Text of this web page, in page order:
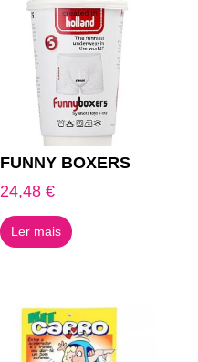
FUNNY BOXERS
24,48€
Ler mais